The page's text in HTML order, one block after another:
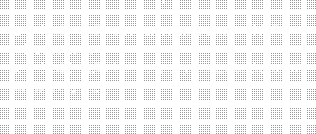
▲…【土曜・日曜】9:00-12:00 / 13:00-17:00【火曜午
後】14:00-18:30
★…【日曜】隔週で診療いたします※日曜診療の次の月
曜は休診となります